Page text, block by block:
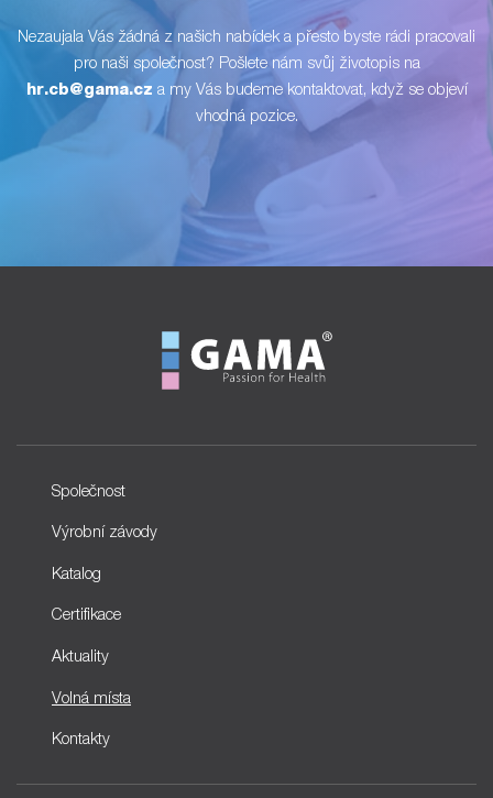
Nezaujala Vás žádná z našich nabídek a přesto byste rádi pracovali
pro naši společnost? Pošlete nám svůj životopis na
hr.cb@gama.cz a my Vás budeme kontaktovat, když se objeví
vhodná pozice.
Společnost
Výrobní závody
Katalog
Certifikace
Aktuality
Volná místa
Kontakty